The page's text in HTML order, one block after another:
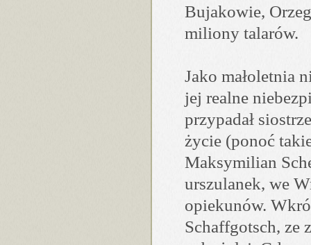
Bujakowie,
miliony talarów.
Jako małoletnia
jej realne
przypadał
życie (ponoć
Maksymilian
urszulanek, we
opiekunów.
Schaffgotsch, ze